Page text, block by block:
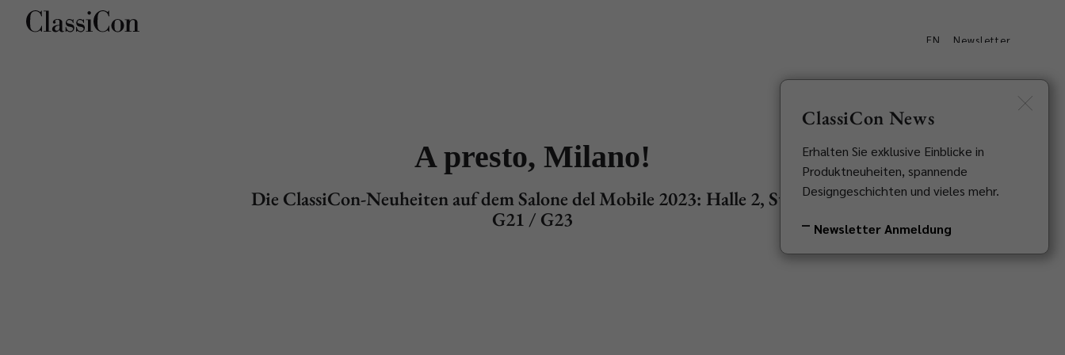
EN Newsletter
A presto, Milano!
Die ClassiCon-Neuheiten auf dem Salone del Mobile 2023: Halle 2, Stand
G21 / G23
ClassiCon News
Erhalten Sie exklusive Einblicke in
Produktneuheiten, spannende
Designgeschichten und vieles mehr.
Newsletter Anmeldung